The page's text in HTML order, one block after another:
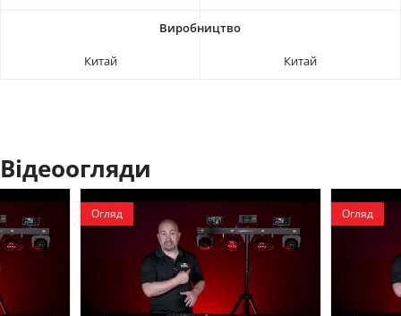
Китай Китай
Відеоогляди
Огляд Огляд